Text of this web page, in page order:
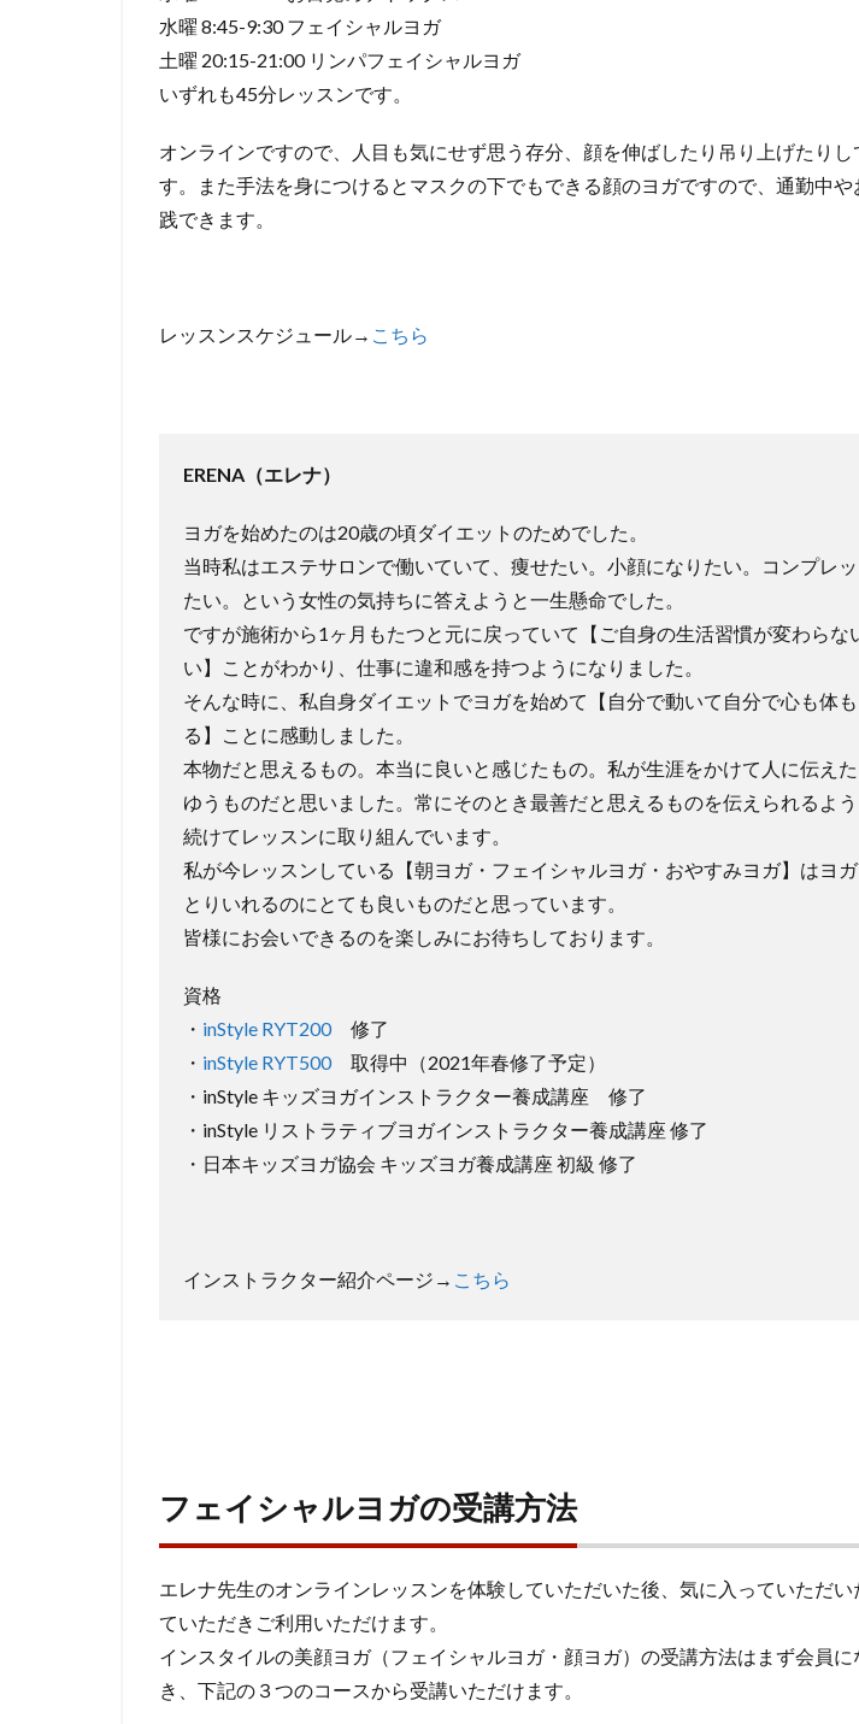
ェ
イ
シ
ャ
ヨ
ガ
の
法
の
申
し
み
は
こ
ち
ら
水曜 8:45-9:30 フェイシャルヨガ
土曜 20:15-21:00 リンパフェイシャルヨガ
いずれも45分レッスンです。
オンラインですので、人目も気にせず思う存分、顔を伸ばしたり吊り上げたりし
す。また手法を身につけるとマスクの下でもできる顔のヨガですので、通勤中や
践できます。
レッスンスケジュール→ こちら
ERENA（エレナ）
ヨガを始めたのは20歳の頃ダイエットのためでした。
当時私はエステサロンで働いていて、痩せたい。小顔になりたい。コンプレ
たい。という女性の気持ちに答えようと一生懸命でした。
ですが施術から1ヶ月もたつと元に戻っていて【ご自身の生活習慣が変わらな
い】ことがわかり、仕事に違和感を持つようになりました。
そんな時に、私自身ダイエットでヨガを始めて【自分で動いて自分で心も体
る】ことに感動しました。
本物だと思えるもの。本当に良いと感じたもの。私が生涯をかけて人に伝え
ゆうものだと思いました。常にそのとき最善だと思えるものを伝えられるよ
続けてレッスンに取り組んでいます。
私が今レッスンしている【朝ヨガ・フェイシャルヨガ・おやすみヨガ】はヨ
とりいれるのにとても良いものだと思っています。
皆様にお会いできるのを楽しみにお待ちしております。
資格
・ inStyle RYT200修了
・ inStyle RYT500取得中（2021年春修了予定）
・inStyle キッズヨガインストラクター養成講座 修了
・inStyle リストラティブヨガインストラクター養成講座 修了
・日本キッズヨガ協会 キッズヨガ養成講座 初級 修了
インストラクター紹介ページ→ こちら
フェイシャルヨガの受講方法
エレナ先生のオンラインレッスンを体験していただいた後、気に入っていただい
ていただきご利用いただけます。
インスタイルの美顔ヨガ（フェイシャルヨガ・顔ヨガ）の受講方法はまず会員
き、下記の３つのコースから受講いただけます。